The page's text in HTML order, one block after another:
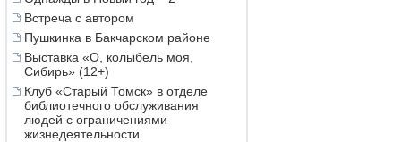
Встреча с автором
Пушкинка в Бакчарском районе
Выставка «О, колыбель моя,
Сибирь» (12+)
Клуб «Старый Томск» в отделе
библиотечного обслуживания
людей с ограничениями
жизнедеятельности